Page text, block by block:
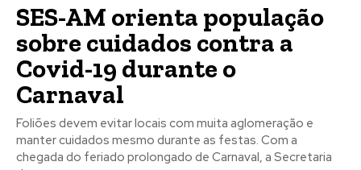
SES-AM orienta população
sobre cuidados contra a
Covid-19 durante o
Carnaval
Foliões devem evitar locais com muita aglomeração e
manter cuidados mesmo durante as festas. Com a
chegada do feriado prolongado de Carnaval, a Secretaria